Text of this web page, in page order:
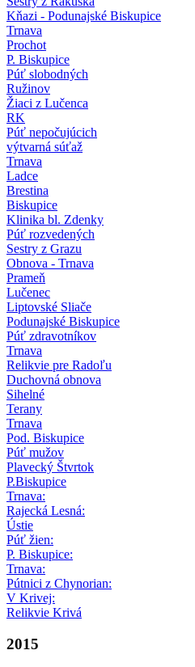
Kňazi - Podunajské Biskupice
Trnava
Prochot
P. Biskupice
Púť slobodných
Ružinov
Žiaci z Lučenca
RK
Púť nepočujúcich
výtvarná súťaž
Trnava
Ladce
Brestina
Biskupice
Klinika bl. Zdenky
Púť rozvedených
Sestry z Grazu
Obnova - Trnava
Prameň
Lučenec
Liptovské Sliače
Podunajské Biskupice
Púť zdravotníkov
Trnava
Relikvie pre Radoľu
Duchovná obnova
Sihelné
Terany
Trnava
Pod. Biskupice
Púť mužov
Plavecký Štvrtok
P.Biskupice
Trnava:
Rajecká Lesná:
Ústie
Púť žien:
P. Biskupice:
Trnava:
Pútnici z Chynorian:
V Krivej:
Relikvie Krivá
2015